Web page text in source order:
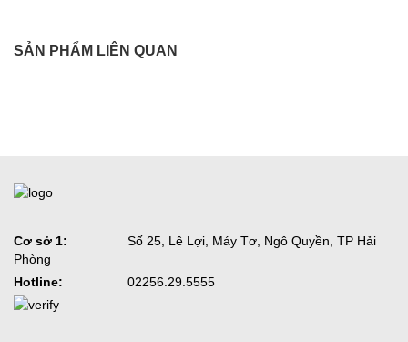
SẢN PHẨM LIÊN QUAN
Cơ sở 1:
Số 25, Lê Lợi, Máy Tơ, Ngô Quyền, TP Hải
Phòng
Hotline:
02256.29.5555